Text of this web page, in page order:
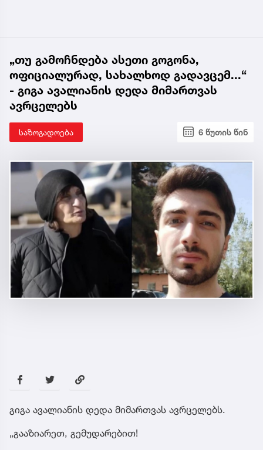
„თუ გამოჩნდება ასეთი გოგონა,
ოფიციალურად, სახალხოდ გადავცემ...“
- გიგა ავალიანის დედა მიმართვას
ავრცელებს
საზოგადოება 6 წუთის წინ
გიგა ავალიანის დედა მიმართვას ავრცელებს.
„გააზიარეთ, გემუდარებით!